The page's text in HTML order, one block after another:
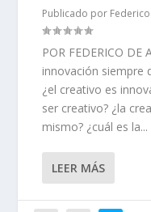
Publicado por
POR FEDERICO DE
innovación siempre
¿el creativo es
ser creativo? ¿la
mismo? ¿cuál es la...
LEER MÁS